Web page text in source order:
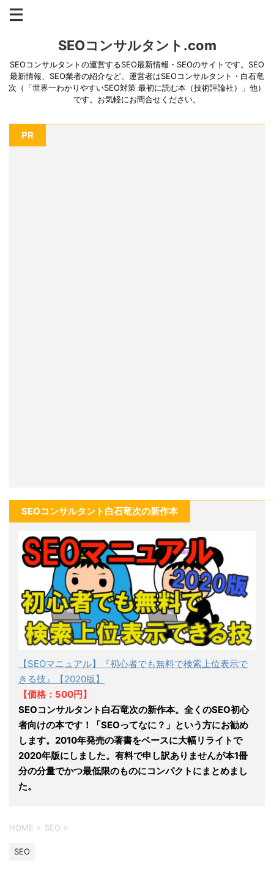
SEOコンサルタント.com
SEOコンサルタントの運営するSEO最新情報・SEOのサイトです。SEO
最新情報、SEO業者の紹介など。運営者はSEOコンサルタント・白石竜
次（「世界一わかりやすいSEO対策 最初に読む本（技術評論社）」他）
です。お気軽にお問合せください。
PR
SEOコンサルタント白石竜次の新作本
【SEOマニュアル】『初心者でも無料で検索上位表示で
きる技』【2020版】
【価格：500円】
SEOコンサルタント白石竜次の新作本。全くのSEO初心
者向けの本です！「SEOってなに？」という方にお勧め
します。2010年発売の著書をベースに大幅リライトで
2020年版にしました。有料で申し訳ありませんが本1冊
分の分量でかつ最低限のものにコンパクトにまとめまし
た。
HOME > SEO >
SEO